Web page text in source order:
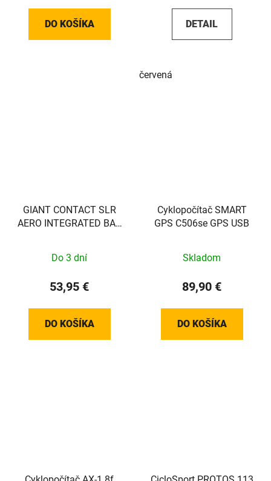
DO KOŠÍKA DETAIL
červená
GIANT CONTACT SLR
AERO INTEGRATED BAR
Do 3 dní
53,95 €
DO KOŠÍKA
Cyklopočítač SMART
GPS C506se GPS USB
Skladom
89,90 €
DO KOŠÍKA